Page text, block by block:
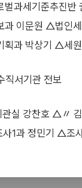
벌과세기준추진
과 이문원 △법인
획과 박상기 △세
직서기관 전보
실 강찬호 △〃
사1과 정민기 △